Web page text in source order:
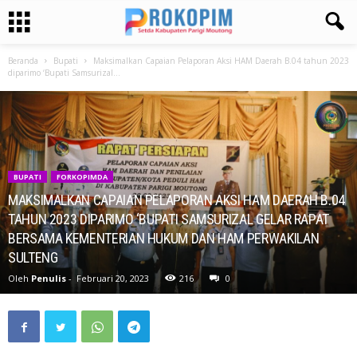
Beranda Bupati
Maksimalkan Capaian Pelaporan Aksi HAM Daerah B.04 tahun 2023
diparimo ‘Bupati Samsurizal...
BUPATI FORKOPIMDA
MAKSIMALKAN CAPAIAN PELAPORAN AKSI HAM DAERAH B.04
TAHUN 2023 DIPARIMO ‘BUPATI SAMSURIZAL GELAR RAPAT
BERSAMA KEMENTERIAN HUKUM DAN HAM PERWAKILAN
SULTENG
Oleh Penulis - Februari 20, 2023 216 0